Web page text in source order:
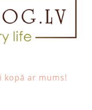
ar mums!